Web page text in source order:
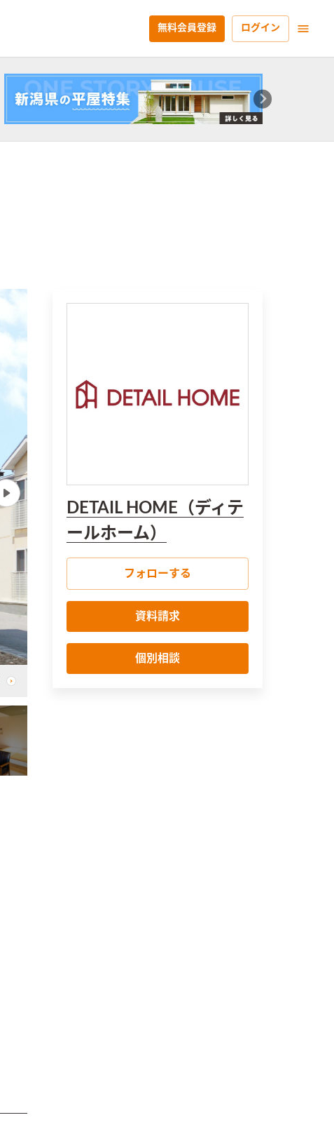
無料会員登録 ログイン
DETAIL HOME（ディテ
ールホーム）
フォローする
資料請求
個別相談